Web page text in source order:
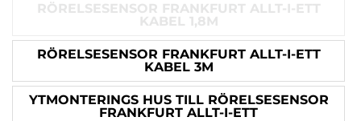
RÖRELSESENSOR FRANKFURT ALLT-I-ETT
KABEL 1,8M
RÖRELSESENSOR FRANKFURT ALLT-I-ETT
KABEL 3M
YTMONTERINGS HUS TILL RÖRELSESENSOR
FRANKFURT ALLT-I-ETT